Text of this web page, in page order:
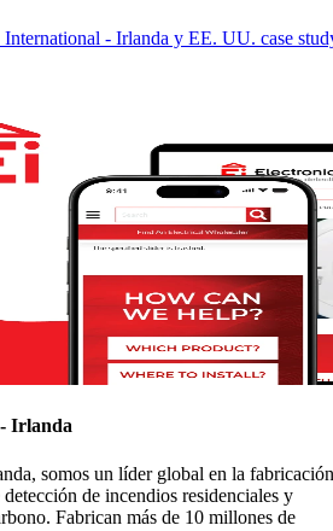
- Irlanda y EE. UU. case
Irlanda
somos un líder global en la fabricación
de incendios residenciales y
Fabrican más de 10 millones de